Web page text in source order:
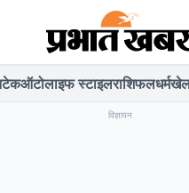
टेकऑटोलाइफ स्टाइलराशिफलधर्म
विज्ञापन